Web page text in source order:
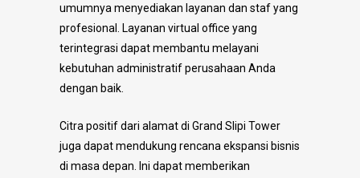
umumnya menyediakan layanan dan staf yang
profesional. Layanan virtual office yang
terintegrasi dapat membantu melayani
kebutuhan administratif perusahaan Anda
dengan baik.
Citra positif dari alamat di Grand Slipi Tower
juga dapat mendukung rencana ekspansi bisnis
di masa depan. Ini dapat memberikan